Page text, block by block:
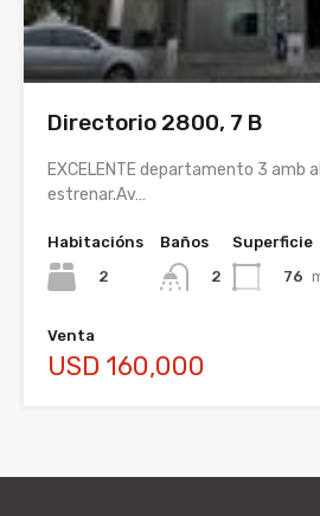
Directorio 2800, 7 B
EXCELENTE departamento 3 amb
estrenar.Av…
Habitacións
2
Baños
2
Superficie
76
Venta
USD 160,000